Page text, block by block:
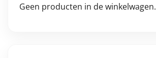
Geen producten in de winkelwagen.